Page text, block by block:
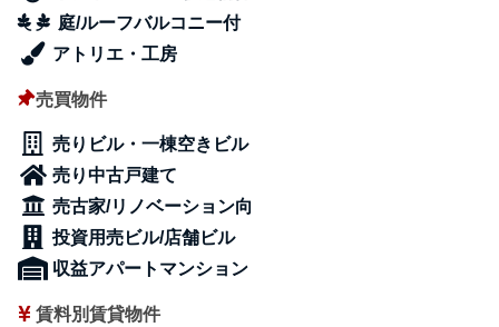
庭/ルーフバルコニー付
アトリエ・工房
売買物件
売りビル・一棟空きビル
売り中古戸建て
売古家/リノベーション向
投資用売ビル/店舗ビル
収益アパートマンション
賃料別賃貸物件